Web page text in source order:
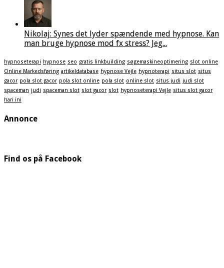
Nikolaj: Synes det lyder spændende med hypnose. Kan
man bruge hypnose mod fx stress? Jeg...
hypnoseterapi hypnose seo gratis linkbuilding søgemaskineoptimering slot online
Online Markedsføring artikeldatabase hypnose Vejle hypnoterapi situs slot situs
gacor pola slot gacor pola slot online pola slot online slot situs judi judi slot
spaceman judi spaceman slot slot gacor slot hypnoseterapi Vejle situs slot gacor
hari ini
Annonce
Find os på Facebook